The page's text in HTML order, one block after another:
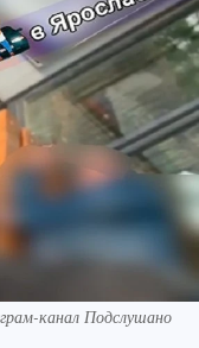
канал Подслушано